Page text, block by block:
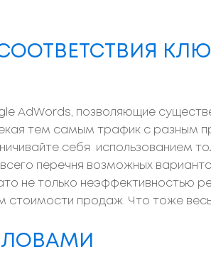
AdWords, позволяющие
тем самым трафик с разным
себя использованием
перечня возможных
не только неэффективностью
стоимости продаж. Что тоже